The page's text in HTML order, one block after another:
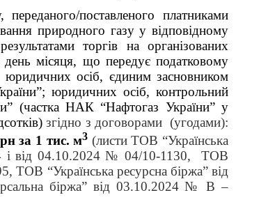
поставленого платниками
природного газу у відповідному
торгів на організованих
місяця, що передує податковому
осіб, єдиним засновником
юридичних осіб, контрольний
(частка НАК “Нафтогаз України” у
згідно з договорами (угодами):
за 1 тис. м3 (листи ТОВ “Українська
від 04.10.2024 № 04/10-1130, ТОВ
ТОВ “Українська ресурсна біржа” від
біржа” від 03.10.2024 № В –